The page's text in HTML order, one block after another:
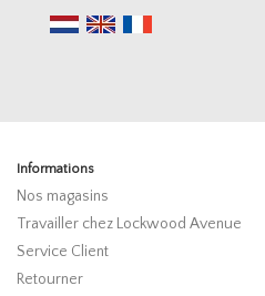
Informations
Nos magasins
Travailler chez Lockwood Avenue
Service Client
Retourner